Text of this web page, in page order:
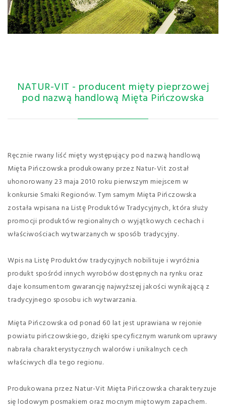
NATUR-VIT - producent mięty pieprzowej
pod nazwą handlową Mięta Pińczowska
Ręcznie rwany liść mięty występujący pod nazwą handlową
Mięta Pińczowska produkowany przez Natur-Vit został
uhonorowany 23 maja 2010 roku pierwszym miejscem w
konkursie Smaki Regionów. Tym samym Mięta Pińczowska
została wpisana na Listę Produktów Tradycyjnych, która służy
promocji produktów regionalnych o wyjątkowych cechach i
właściwościach wytwarzanych w sposób tradycyjny.
Wpis na Listę Produktów tradycyjnych nobilituje i wyróżnia
produkt spośród innych wyrobów dostępnych na rynku oraz
daje konsumentom gwarancję najwyższej jakości wynikającą z
tradycyjnego sposobu ich wytwarzania.
Mięta Pińczowska od ponad 60 lat jest uprawiana w rejonie
powiatu pińczowskiego, dzięki specyficznym warunkom uprawy
nabrała charakterystycznych walorów i unikalnych cech
właściwych dla tego regionu.
Produkowana przez Natur-Vit Mięta Pińczowska charakteryzuje
się lodowym posmakiem oraz mocnym miętowym zapachem.